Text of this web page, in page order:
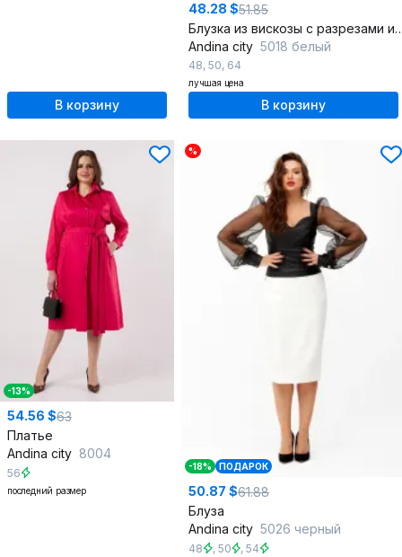
В корзину
48.28 $51.85
Блузка из вискозы с
Andina city 5018 белый
48, 50, 64
лучшая цена
В корзину
-13%
54.56 $63
Платье
Andina city 8004
56
последний размер
%
-18% ПОДАРОК
50.87 $61.88
Блуза
Andina city 5026 черный
48 , 50 , 54